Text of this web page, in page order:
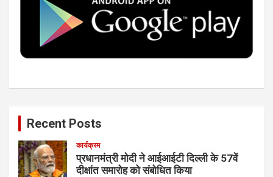
o
k
r I
n
e
Recent Posts
कार्यक्रम
प्रधानमंत्री मोदी ने आईआईटी दिल्ली के 57वें
दीक्षांत समारोह को संबोधित किया